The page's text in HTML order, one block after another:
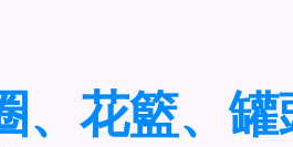
、花籃、